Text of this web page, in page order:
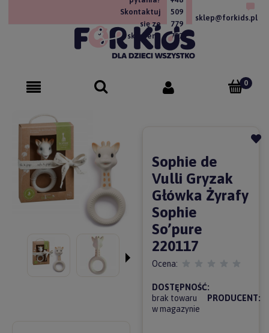
Skontaktuj
się ze
sklepem!
509
779
757
sklep@forkids.pl
Sophie de
Vulli Gryzak
Główka Żyrafy
Sophie
So’pure
220117
Ocena:
DOSTĘPNOŚĆ:
brak towaru
w magazynie
PRODUCENT: